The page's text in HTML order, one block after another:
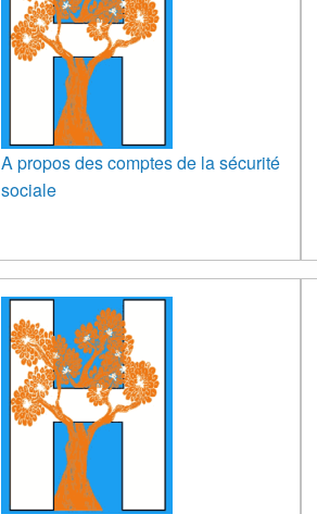
A propos des comptes de la sécurité
sociale